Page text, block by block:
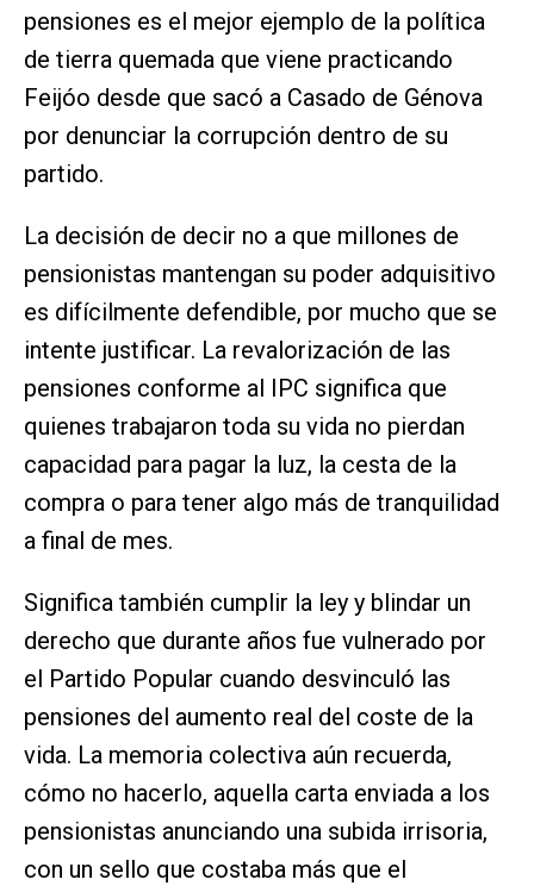
pensiones es el mejor ejemplo de la política
de tierra quemada que viene practicando
Feijóo desde que sacó a Casado de Génova
por denunciar la corrupción dentro de su
partido.
La decisión de decir no a que millones de
pensionistas mantengan su poder adquisitivo
es difícilmente defendible, por mucho que se
intente justificar. La revalorización de las
pensiones conforme al IPC significa que
quienes trabajaron toda su vida no pierdan
capacidad para pagar la luz, la cesta de la
compra o para tener algo más de tranquilidad
a final de mes.
Significa también cumplir la ley y blindar un
derecho que durante años fue vulnerado por
el Partido Popular cuando desvinculó las
pensiones del aumento real del coste de la
vida. La memoria colectiva aún recuerda,
cómo no hacerlo, aquella carta enviada a los
pensionistas anunciando una subida irrisoria,
con un sello que costaba más que el